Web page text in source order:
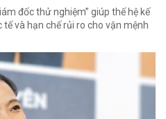
đốc thử nghiệm” giúp thế hệ kế
và hạn chế rủi ro cho vận mệnh